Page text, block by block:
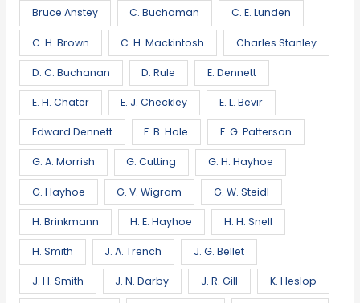
Bruce Anstey C. Buchaman C. E. Lunden
C. H. Brown C. H. Mackintosh Charles Stanley
D. C. Buchanan D. Rule E. Dennett
E. H. Chater E. J. Checkley E. L. Bevir
Edward Dennett F. B. Hole F. G. Patterson
G. A. Morrish G. Cutting G. H. Hayhoe
G. Hayhoe G. V. Wigram G. W. Steidl
H. Brinkmann H. E. Hayhoe H. H. Snell
H. Smith J. A. Trench J. G. Bellet
J. H. Smith J. N. Darby J. R. Gill K. Heslop